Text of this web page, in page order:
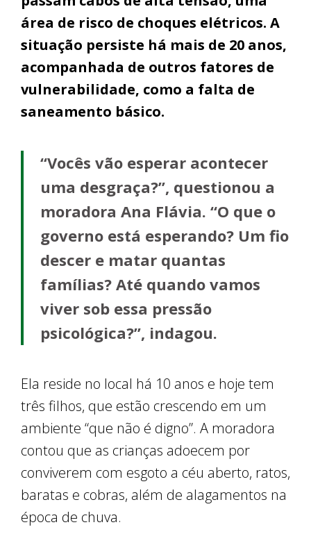
área de risco de choques elétricos. A
situação persiste há mais de 20 anos,
acompanhada de outros fatores de
vulnerabilidade, como a falta de
saneamento básico.
“Vocês vão esperar acontecer
uma desgraça?”, questionou a
moradora Ana Flávia. “O que o
governo está esperando? Um fio
descer e matar quantas
famílias? Até quando vamos
viver sob essa pressão
psicológica?”, indagou.
Ela reside no local há 10 anos e hoje tem
três filhos, que estão crescendo em um
ambiente “que não é digno”. A moradora
contou que as crianças adoecem por
conviverem com esgoto a céu aberto, ratos,
baratas e cobras, além de alagamentos na
época de chuva.